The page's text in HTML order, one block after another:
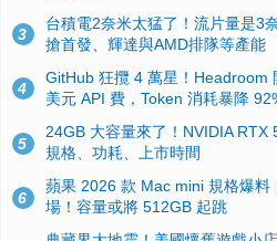
3
台積電2奈米太猛了！流片量是3
搶首發、輝達與AMD排隊等產能
4
GitHub 狂攬 4 萬星！Headroom
美元 API 費，Token 消耗暴降
5
24GB 大容量來了！NVIDIA RTX
規格、功耗、上市時間
6
蘋果 2026 款 Mac mini 規格爆料
場！容量或將 512GB 起跳